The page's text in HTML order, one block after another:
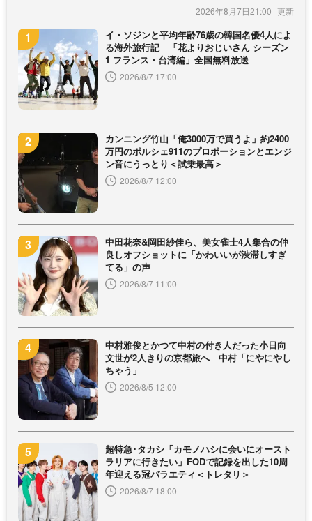
2026年8月7日21:00
イ・ソジンと平均年齢76歳の韓国名優4人によ
る海外旅行記 「花よりおじいさん シーズン
1 フランス・台湾編」全国無料放送
2026/8/7 17:00
カンニング竹山「俺3000万で買うよ」約2400
万円のポルシェ911のプロポーションとエンジ
ン音にうっとり＜試乗最高＞
2026/8/7 12:00
中田花奈&岡田紗佳ら、美女雀士4人集合の仲
良しオフショットに「かわいいが渋滞しすぎ
てる」の声
2026/8/7 11:00
中村雅俊とかつて中村の付き人だった小日向
文世が2人きりの京都旅へ 中村「にやにやし
ちゃう」
2026/8/5 12:00
超特急･タカシ「カモノハシに会いにオースト
ラリアに行きたい」FODで記録を出した10周
年迎える冠バラエティ＜トレタリ＞
2026/8/7 18:00